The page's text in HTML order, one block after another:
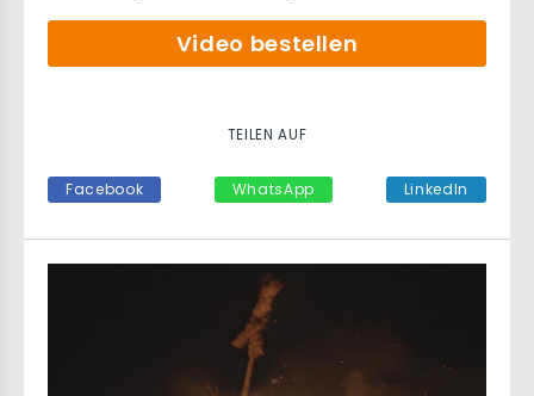
Video bestellen
TEILEN AUF
Facebook WhatsApp LinkedIn